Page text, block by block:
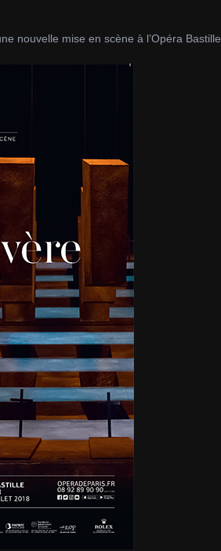
nouvelle mise en scène à l’Opéra Bastille